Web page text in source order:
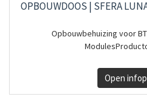
OPBOUWDOOS | SFERA
Opbouwbehuizing voor
Open